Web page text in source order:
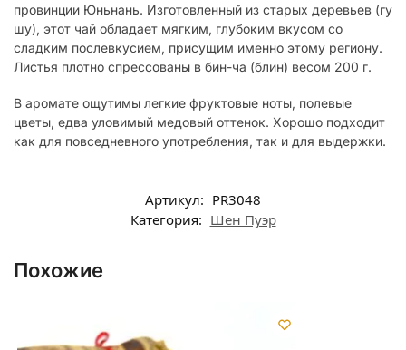
провинции Юньнань. Изготовленный из старых деревьев (гу
шу), этот чай обладает мягким, глубоким вкусом со
сладким послевкусием, присущим именно этому региону.
Листья плотно спрессованы в бин-ча (блин) весом 200 г.
В аромате ощутимы легкие фруктовые ноты, полевые
цветы, едва уловимый медовый оттенок. Хорошо подходит
как для повседневного употребления, так и для выдержки.
Артикул: PR3048
Категория: Шен Пуэр
Похожие